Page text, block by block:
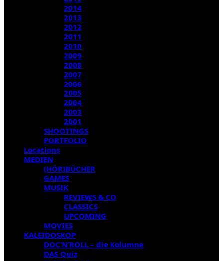
2014
2013
2012
2011
2010
2009
2008
2007
2006
2005
2004
2003
2001
SHOOTINGS
PORTFOLIO
Locations
MEDIEN
(HÖR)BÜCHER
GAMES
MUSIK
REVIEWS & CO
CLASSICS
UPCOMING
MOVIES
KALEIDOSKOP
DOC’N’ROLL – die Kolumne
DAS Quiz